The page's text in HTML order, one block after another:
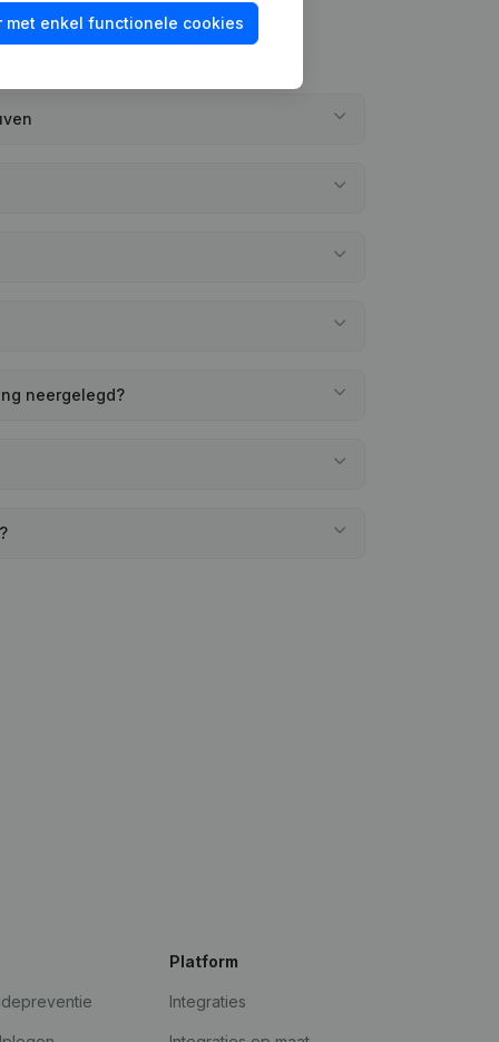
neergelegd?
met enkel functionele cookies
Platform
Integraties